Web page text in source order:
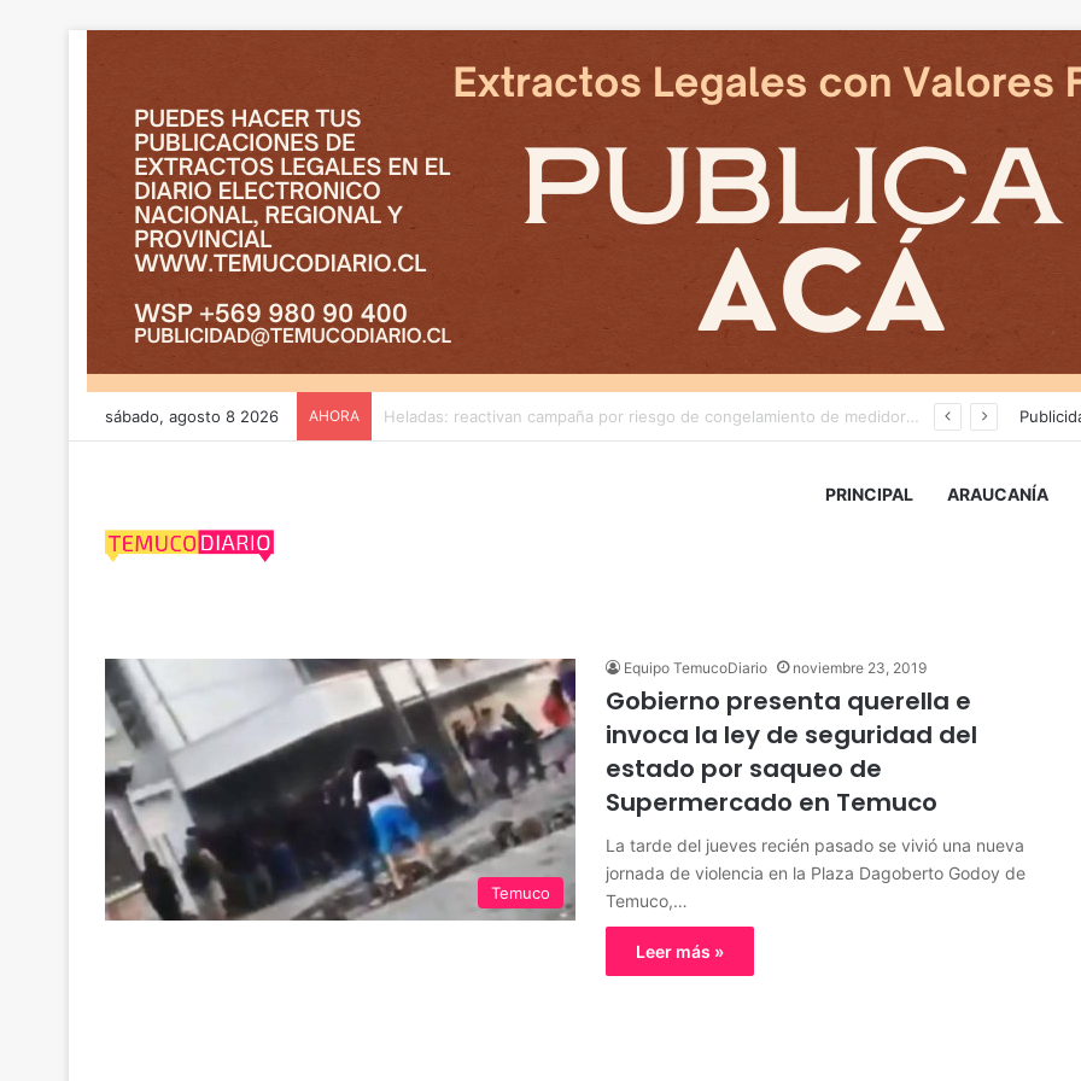
sábado, agosto 8 2026 AHORA Deportes Temuco termina relación contractual con Arturo Sanhueza tras derrota ante Copiapó
PRINCIPAL ARAUCANÍA
saqueo
Temuco
Equipo TemucoDiario noviembre 23, 2019
Gobierno presenta querella e
invoca la ley de seguridad del
estado por saqueo de
Supermercado en Temuco
La tarde del jueves recién pasado se vivió una nueva
jornada de violencia en la Plaza Dagoberto Godoy de
Temuco,…
Leer más »